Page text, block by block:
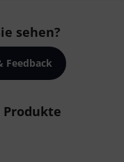
sehen?
Feedback